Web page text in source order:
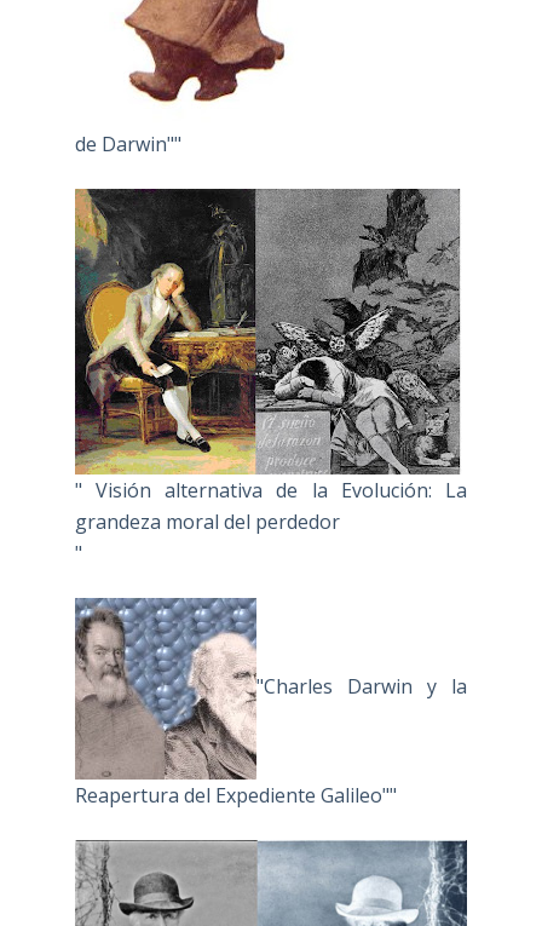
de Darwin""
" Visión alternativa de la Evolución: La
grandeza moral del perdedor
"
"Charles Darwin y la
Reapertura del Expediente Galileo""